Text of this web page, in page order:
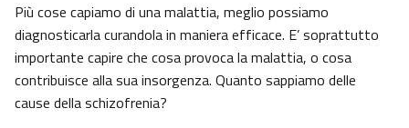
Più cose capiamo di una malattia, meglio possiamo
diagnosticarla curandola in maniera efficace. E’ soprattutto
importante capire che cosa provoca la malattia, o cosa
contribuisce alla sua insorgenza. Quanto sappiamo delle
cause della schizofrenia?